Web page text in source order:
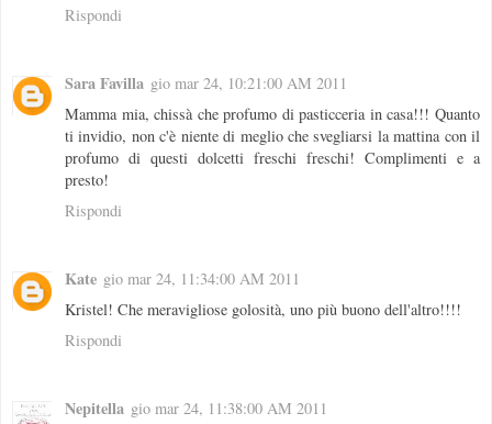
Rispondi
Sara Favilla gio mar 24, 10:21:00 AM 2011
Mamma mia, chissà che profumo di pasticceria in casa!!! Quanto
ti invidio, non c'è niente di meglio che svegliarsi la mattina con il
profumo di questi dolcetti freschi freschi! Complimenti e a
presto!
Rispondi
Kate gio mar 24, 11:34:00 AM 2011
Kristel! Che meravigliose golosità, uno più buono dell'altro!!!!
Rispondi
Nepitella gio mar 24, 11:38:00 AM 2011